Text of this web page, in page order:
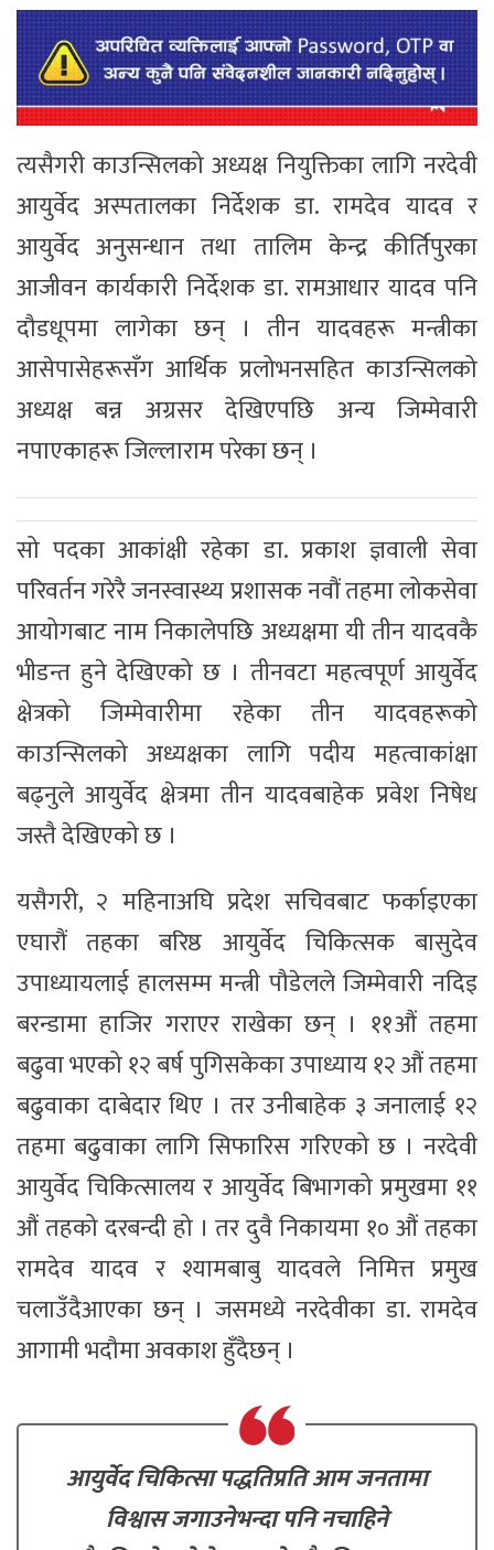
त्यसैगरी काउन्सिलको अध्यक्ष नियुक्तिका लागि नरदेवी
आयुर्वेद अस्पतालका निर्देशक डा. रामदेव यादव र
आयुर्वेद अनुसन्धान तथा तालिम केन्द्र कीर्तिपुरका
आजीवन कार्यकारी निर्देशक डा. रामआधार यादव पनि
दौडधूपमा लागेका छन् । तीन यादवहरू मन्त्रीका
आसेपासेहरूसँग आर्थिक प्रलोभनसहित काउन्सिलको
अध्यक्ष बन्न अग्रसर देखिएपछि अन्य जिम्मेवारी
नपाएकाहरू जिल्लाराम परेका छन् ।
सो पदका आकांक्षी रहेका डा. प्रकाश ज्ञवाली सेवा
परिवर्तन गरेरै जनस्वास्थ्य प्रशासक नवौं तहमा लोकसेवा
आयोगबाट नाम निकालेपछि अध्यक्षमा यी तीन यादवकै
भीडन्त हुने देखिएको छ । तीनवटा महत्वपूर्ण आयुर्वेद
क्षेत्रको जिम्मेवारीमा रहेका तीन यादवहरूको
काउन्सिलको अध्यक्षका लागि पदीय महत्वाकांक्षा
बढ्नुले आयुर्वेद क्षेत्रमा तीन यादवबाहेक प्रवेश निषेध
जस्तै देखिएको छ ।
यसैगरी, २ महिनाअघि प्रदेश सचिवबाट फर्काइएका
एघारौं तहका बरिष्ठ आयुर्वेद चिकित्सक बासुदेव
उपाध्यायलाई हालसम्म मन्त्री पौडेलले जिम्मेवारी नदिइ
बरन्डामा हाजिर गराएर राखेका छन् । ११औं तहमा
बढुवा भएको १२ बर्ष पुगिसकेका उपाध्याय १२ औं तहमा
बढुवाका दाबेदार थिए । तर उनीबाहेक ३ जनालाई १२
तहमा बढुवाका लागि सिफारिस गरिएको छ । नरदेवी
आयुर्वेद चिकित्सालय र आयुर्वेद बिभागको प्रमुखमा ११
औं तहको दरबन्दी हो । तर दुवै निकायमा १० औं तहका
रामदेव यादव र श्यामबाबु यादवले निमित्त प्रमुख
चलाउँदैआएका छन् । जसमध्ये नरदेवीका डा. रामदेव
आगामी भदौमा अवकाश हुँदैछन् ।
आयुर्वेद चिकित्सा पद्धतिप्रति आम जनतामा
विश्वास जगाउनेभन्दा पनि नचाहिने